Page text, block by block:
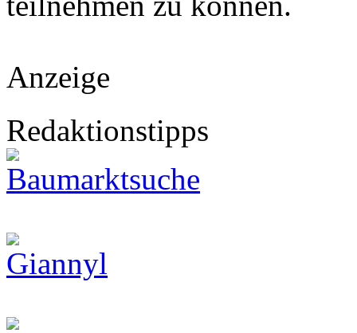
Anzeige
Redaktionstipps